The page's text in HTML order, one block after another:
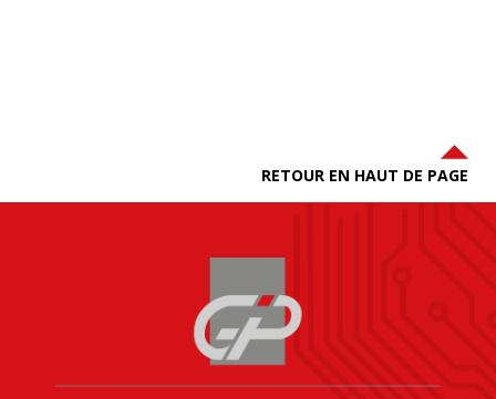
RETOUR EN HAUT DE PAGE